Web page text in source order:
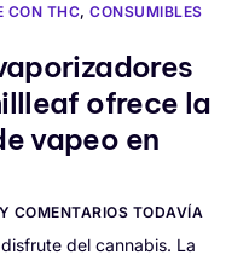
CON THC,CONSUMIBLES
ofrece la
vapeo en
COMENTARIOS TODAVÍA
del cannabis. La